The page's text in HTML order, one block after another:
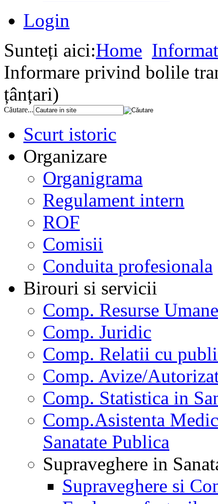
Login
Sunteți aici:Home
Informare privind bolile
țânțari)
Căutare...
Scurt istoric
Organizare
Organigrama
Regulament intern
ROF
Comisii
Conduita profesionala
Birouri si servicii
Comp. Resurse Umane
Comp. Juridic
Comp. Relatii cu
Comp. Avize/
Comp. Statistica in
Comp.Asistenta
Sanatate Publica
Supraveghere in
Supraveghere si